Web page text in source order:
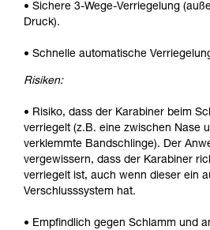
• Sichere 3-Wege-Verriegelung
Druck).
• Schnelle automatische
Risiken:
• Risiko, dass der Karabiner beim
verriegelt (z.B. eine zwischen Nase
verklemmte Bandschlinge). Der
vergewissern, dass der Karabiner
verriegelt ist, auch wenn dieser ein
Verschlusssystem hat.
• Empfindlich gegen Schlamm und